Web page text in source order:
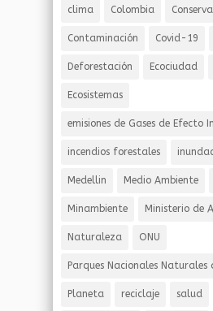
clima Colombia
Contaminación Covid-19
Deforestación Ecociudad
Ecosistemas
emisiones de Gases de Efecto
incendios forestales
Medellin Medio Ambiente
Minambiente Ministerio de
Naturaleza ONU
Parques Nacionales Naturales
Planeta reciclaje salud